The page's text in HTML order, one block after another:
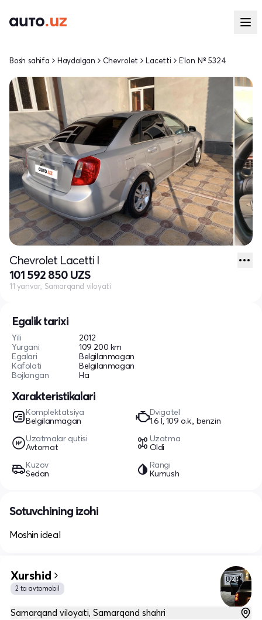
Egalik tarixi
Yili
2012
Yurgani
109 200 km
Egalari
Belgilanmagan
Kafolati
Belgilanmagan
Bojlangan
Ha
Xarakteristikalari
Komplektatsiya
Belgilanmagan
Dvigatel
1.6 l, 109 o.k., benzin
Uzatmalar qutisi
Avtomat
Uzatma
Oldi
Kuzov
Sedan
Rangi
Kumush
Bosh sahifa Haydalgan Chevrolet Lacetti E'lon № 5324
Chevrolet Lacetti I
101 592 850 UZS
11 yanvar, Samarqand viloyati
Sotuvchining izohi
Moshin ideal
Xurshid
2 ta avtomobil
Samarqand viloyati, Samarqand shahri